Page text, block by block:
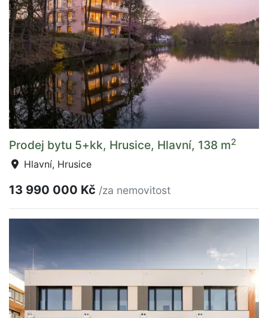
Prodej bytu 5+kk, Hrusice, Hlavní, 138 m2
Hlavní, Hrusice
13 990 000 Kč /za nemovitost